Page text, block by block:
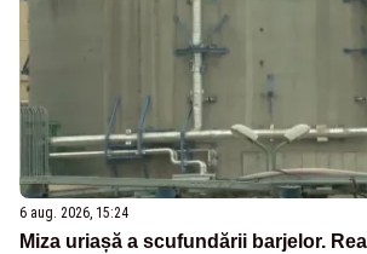
6 aug. 2026, 15:24
Miza uriașă a scufundării barjelor.